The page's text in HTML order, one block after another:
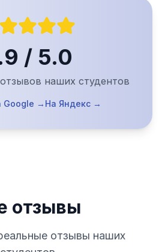
/ 5.0
наших студентов
Google → На Яндекс →
отзывы
отзывы наших